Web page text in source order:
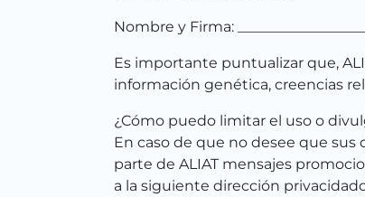
Nombre y Firma:
Es importante puntualizar que,
información genética, creencias
¿Cómo puedo limitar el uso o
En caso de que no desee que sus
parte de ALIAT mensajes
a la siguiente dirección